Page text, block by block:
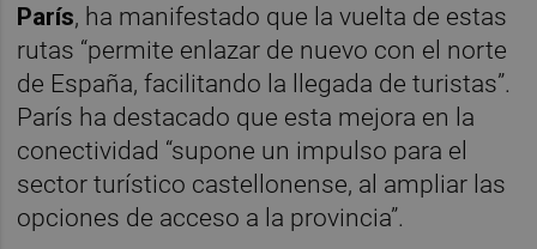
París, ha manifestado que la vuelta de estas
rutas “permite enlazar de nuevo con el norte
de España, facilitando la llegada de turistas”.
París ha destacado que esta mejora en la
conectividad “supone un impulso para el
sector turístico castellonense, al ampliar las
opciones de acceso a la provincia”.